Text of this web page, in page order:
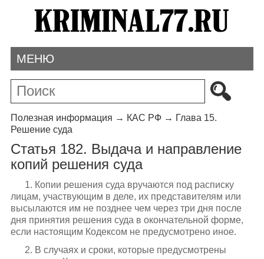
МЕНЮ
Полезная информация → КАС РФ→ Глава 15.
Решение суда
Статья 182. Выдача и направление
копий решения суда
1. Копии решения суда вручаются под расписку
лицам, участвующим в деле, их представителям или
высылаются им не позднее чем через три дня после
дня принятия решения суда в окончательной форме,
если настоящим Кодексом не предусмотрено иное.
2. В случаях и сроки, которые предусмотрены